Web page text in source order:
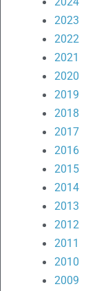
2023
2022
2021
2020
2019
2018
2017
2016
2015
2014
2013
2012
2011
2010
2009